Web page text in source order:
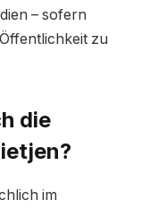
– sofern
zu
die
im